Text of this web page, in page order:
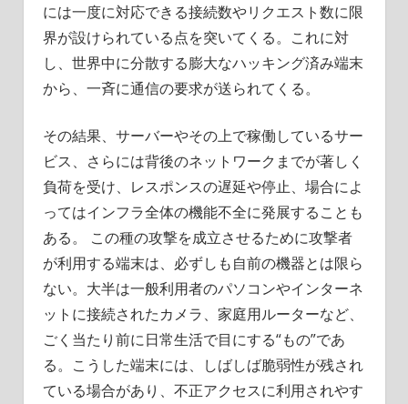
には一度に対応できる接続数やリクエスト数に限
界が設けられている点を突いてくる。これに対
し、世界中に分散する膨大なハッキング済み端末
から、一斉に通信の要求が送られてくる。
その結果、サーバーやその上で稼働しているサー
ビス、さらには背後のネットワークまでが著しく
負荷を受け、レスポンスの遅延や停止、場合によ
ってはインフラ全体の機能不全に発展することも
ある。 この種の攻撃を成立させるために攻撃者
が利用する端末は、必ずしも自前の機器とは限ら
ない。大半は一般利用者のパソコンやインターネ
ットに接続されたカメラ、家庭用ルーターなど、
ごく当たり前に日常生活で目にする“もの”であ
る。こうした端末には、しばしば脆弱性が残され
ている場合があり、不正アクセスに利用されやす